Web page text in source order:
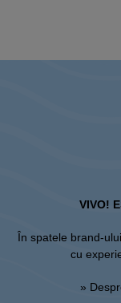
VIVO!
În spatele brand-
cu
»